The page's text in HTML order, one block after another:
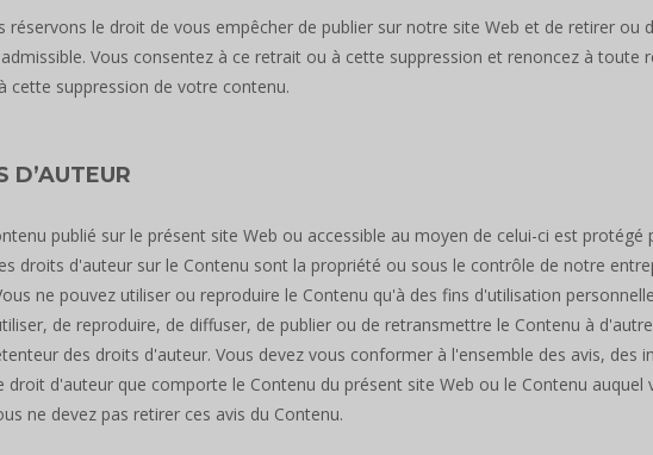
réservons le droit de vous empêcher de publier sur notre site Web et de retirer ou
Vous consentez à ce retrait ou à cette suppression et renoncez à toute
cette suppression de votre contenu.
D’AUTEUR
publié sur le présent site Web ou accessible au moyen de celui-ci est
droits d'auteur sur le Contenu sont la propriété ou sous le contrôle de notre
ne pouvez utiliser ou reproduire le Contenu qu'à des fins d'utilisation
de reproduire, de diffuser, de publier ou de retransmettre le Contenu à
des droits d'auteur. Vous devez vous conformer à l'ensemble des avis, des
droit d'auteur que comporte le Contenu du présent site Web ou le Contenu auquel
ne devez pas retirer ces avis du Contenu.